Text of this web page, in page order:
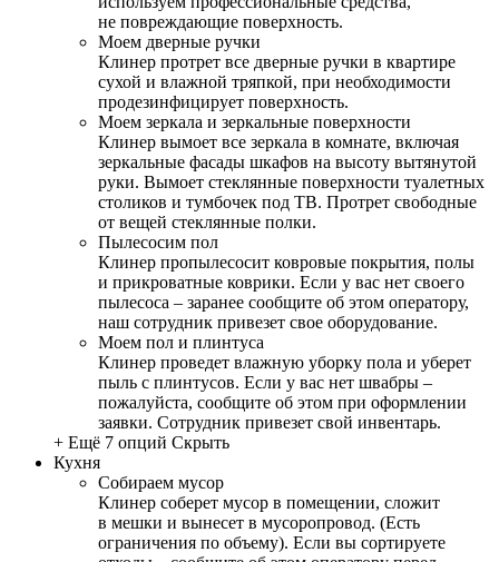
не повреждающие поверхность.
Моем дверные ручки
Клинер протрет все дверные ручки в квартире
сухой и влажной тряпкой, при необходимости
продезинфицирует поверхность.
Моем зеркала и зеркальные поверхности
Клинер вымоет все зеркала в комнате, включая
зеркальные фасады шкафов на высоту вытянутой
руки. Вымоет стеклянные поверхности туалетных
столиков и тумбочек под ТВ. Протрет свободные
от вещей стеклянные полки.
Пылесосим пол
Клинер пропылесосит ковровые покрытия, полы
и прикроватные коврики. Если у вас нет своего
пылесоса – заранее сообщите об этом оператору,
наш сотрудник привезет свое оборудование.
Моем пол и плинтуса
Клинер проведет влажную уборку пола и уберет
пыль с плинтусов. Если у вас нет швабры –
пожалуйста, сообщите об этом при оформлении
заявки. Сотрудник привезет свой инвентарь.
+ Ещё 7 опций Скрыть
Кухня
Собираем мусор
Клинер соберет мусор в помещении, сложит
в мешки и вынесет в мусоропровод. (Есть
ограничения по объему). Если вы сортируете